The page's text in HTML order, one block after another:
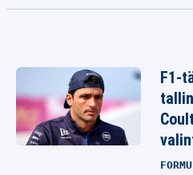
F1-